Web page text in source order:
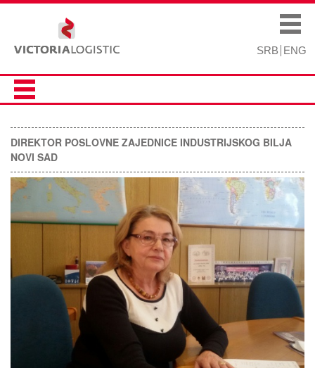
SRB ENG
Main menu
DIREKTOR POSLOVNE ZAJEDNICE INDUSTRIJSKOG BILJA
NOVI SAD